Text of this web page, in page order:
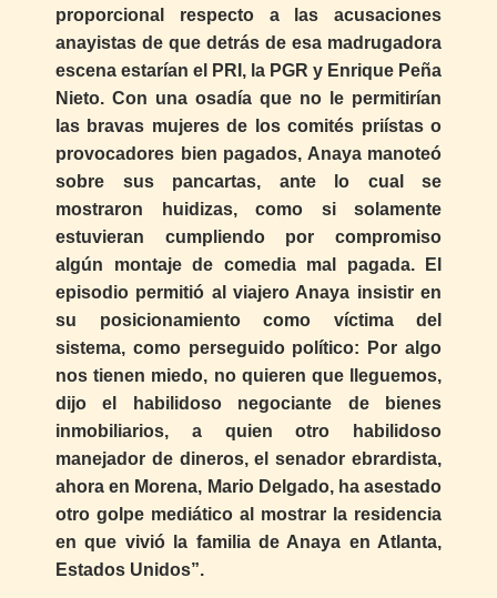
proporcional respecto a las acusaciones
anayistas de que detrás de esa madrugadora
escena estarían el PRI, la PGR y Enrique Peña
Nieto. Con una osadía que no le permitirían
las bravas mujeres de los comités priístas o
provocadores bien pagados, Anaya manoteó
sobre sus pancartas, ante lo cual se
mostraron huidizas, como si solamente
estuvieran cumpliendo por compromiso
algún montaje de comedia mal pagada. El
episodio permitió al viajero Anaya insistir en
su posicionamiento como víctima del
sistema, como perseguido político: Por algo
nos tienen miedo, no quieren que lleguemos,
dijo el habilidoso negociante de bienes
inmobiliarios, a quien otro habilidoso
manejador de dineros, el senador ebrardista,
ahora en Morena, Mario Delgado, ha asestado
otro golpe mediático al mostrar la residencia
en que vivió la familia de Anaya en Atlanta,
Estados Unidos”.